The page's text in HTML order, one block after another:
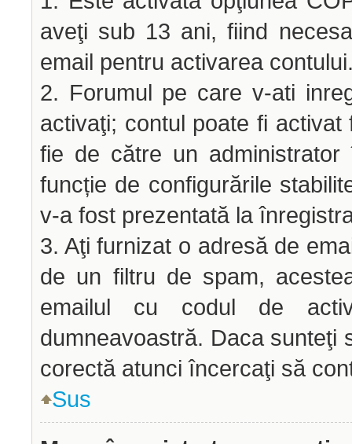
aveţi sub 13 ani, fiind
email pentru activarea
2. Forumul pe care v-ati
activaţi; contul poate fi
fie de către un
funcție de configurările
v-a fost prezentată la
3. Aţi furnizat o adresă de
de un filtru de spam,
emailul cu codul de
dumneavoastră. Daca sunteţi
corectă atunci încercaţi să
Sus